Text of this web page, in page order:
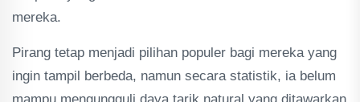
mereka.
Pirang tetap menjadi pilihan populer bagi mereka yang
ingin tampil berbeda, namun secara statistik, ia belum